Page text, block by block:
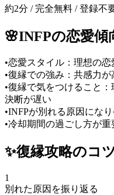
約2分 / 完全無料 / 登録不
🌸INFPの恋愛傾
•恋愛スタイル：理想の恋
•復縁での強み：共感力
•復縁で気をつけること：
決断が遅い
•INFPが別れる原因にな
•冷却期間の過ごし方が重
✨復縁攻略のコ
1
別れた原因を振り返る